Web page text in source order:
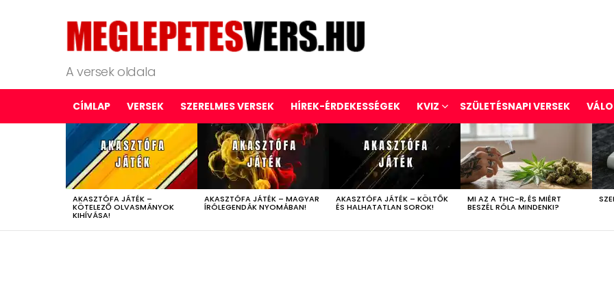
A versek oldala
CÍMLAP VERSEK SZERELMES VERSEK HÍREK-ÉRDEKESSÉGEK KVIZ SZÜLETÉSNAPI VERSEK
LATEST
STORIES
AKASZTÓFA JÁTÉK –
KÖTELEZŐ OLVASMÁNYOK
KIHÍVÁSA!
AKASZTÓFA JÁTÉK – MAGYAR
ÍRÓLEGENDÁK NYOMÁBAN!
AKASZTÓFA JÁTÉK – KÖLTŐK
ÉS HALHATATLAN SOROK!
MI AZ A THC-R, ÉS MIÉRT
BESZÉL RÓLA MINDENKI?